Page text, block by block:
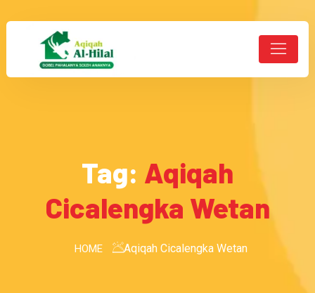
Tag: Aqiqah
Cicalengka Wetan
HOME Aqiqah Cicalengka Wetan